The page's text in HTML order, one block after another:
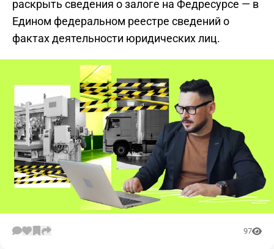
раскрыть сведения о залоге на Федресурсе — в
Едином федеральном реестре сведений о
фактах деятельности юридических лиц.
97